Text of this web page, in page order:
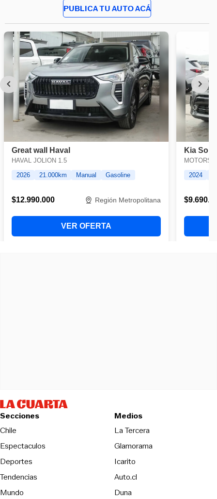
PUBLICA TU AUTO ACÁ
Secciones
Chile
Espectaculos
Deportes
Tendencias
Mundo
Medios
La TerceraOpens in new
Glamorama
Icarito
Auto.cl
DunaOpens in new window